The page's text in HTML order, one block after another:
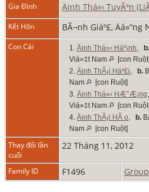
Gia Đình Äinh Thá»‹ TuyÃªn
Kết Hôn BÃ¬nh Giáº£,
Con Cái 1. Äinh Thá»‹ Háº¡nh, b.
Viá»‡t Nam
[con
2. Äinh ThÃ¡i Háº£i, b.
Nam
[con Ruột]
3. Äinh Thá»‹ HÆ°Æ¡ng
Viá»‡t Nam
[con
4. Äinh ThÃ¡i HÃ o, b.
Nam
[con Ruột]
Thay đổi lần
cuối
22 Tháng 11, 2012
Family ID F1496